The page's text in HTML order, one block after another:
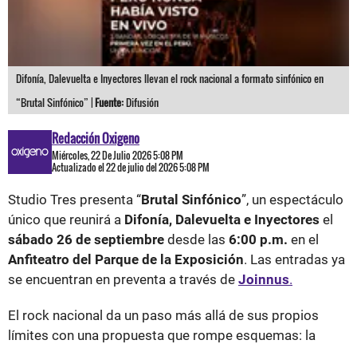
Difonía, Dalevuelta e Inyectores llevan el rock nacional a formato sinfónico en
“Brutal Sinfónico” |Fuente:Difusión
Redacción Oxigeno
Miércoles, 22 De Julio 2026 5:08 PM
Actualizado el 22 de julio del 2026 5:08 PM
Studio Tres presenta “Brutal Sinfónico”, un espectáculo
único que reunirá a Difonía, Dalevuelta e Inyectores el
sábado 26 de septiembre desde las 6:00 p.m. en el
Anfiteatro del Parque de la Exposición. Las entradas ya
se encuentran en preventa a través de Joinnus.
El rock nacional da un paso más allá de sus propios
límites con una propuesta que rompe esquemas: la